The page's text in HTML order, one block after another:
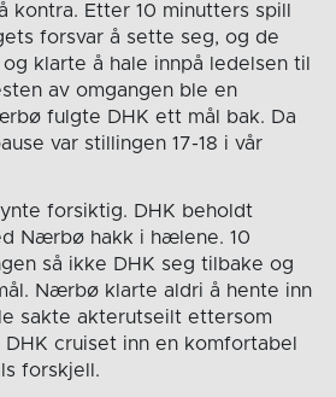
Etter 10 minutters spill
forsvar å sette seg, og de
klarte å hale innpå ledelsen til
av omgangen ble en
fulgte DHK ett mål bak. Da
var stillingen 17-18 i vår
forsiktig. DHK beholdt
Nærbø hakk i hælene. 10
så ikke DHK seg tilbake og
Nærbø klarte aldri å hente inn
sakte akterutseilt ettersom
cruiset inn en komfortabel
forskjell.